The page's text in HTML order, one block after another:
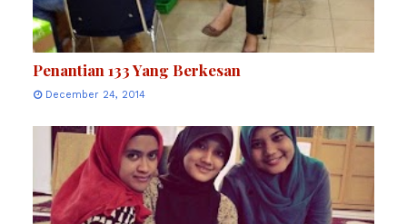
Penantian 133 Yang Berkesan
December 24, 2014